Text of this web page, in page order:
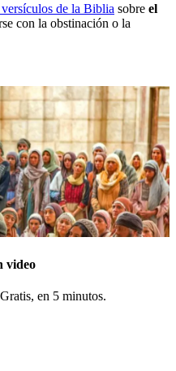
versículos de la Biblia sobre el
con la obstinación o la
video
en 5 minutos.